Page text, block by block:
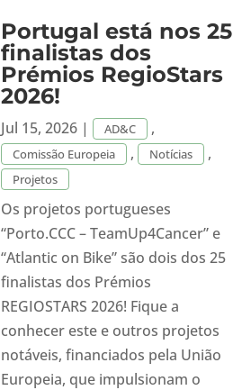
Portugal está nos 25
finalistas dos
Prémios RegioStars
2026!
Jul 15, 2026 | AD&C ,
Comissão Europeia , Notícias ,
Projetos
Os projetos portugueses
“Porto.CCC – TeamUp4Cancer” e
“Atlantic on Bike” são dois dos 25
finalistas dos Prémios
REGIOSTARS 2026! Fique a
conhecer este e outros projetos
notáveis, financiados pela União
Europeia, que impulsionam o